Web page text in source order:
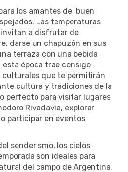
los amantes del buen
Las temperaturas
a disfrutar de
darse un chapuzón en sus
terraza con una bebida
época trae consigo
que te permitirán
cultura y tradiciones de la
perfecto para visitar lugares
Rivadavia, explorar
participar en eventos
senderismo, los cielos
son ideales para
del campo de Argentina.